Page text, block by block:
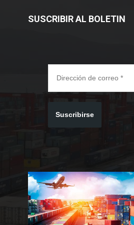
SUSCRIBIR AL BOLETIN
Suscribirse